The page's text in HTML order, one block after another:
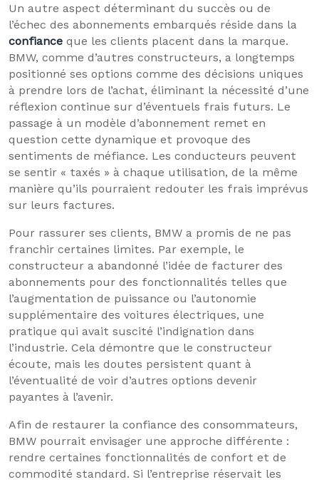
Un autre aspect déterminant du succès ou de
l’échec des abonnements embarqués réside dans la
confiance que les clients placent dans la marque.
BMW, comme d’autres constructeurs, a longtemps
positionné ses options comme des décisions uniques
à prendre lors de l’achat, éliminant la nécessité d’une
réflexion continue sur d’éventuels frais futurs. Le
passage à un modèle d’abonnement remet en
question cette dynamique et provoque des
sentiments de méfiance. Les conducteurs peuvent
se sentir « taxés » à chaque utilisation, de la même
manière qu’ils pourraient redouter les frais imprévus
sur leurs factures.
Pour rassurer ses clients, BMW a promis de ne pas
franchir certaines limites. Par exemple, le
constructeur a abandonné l’idée de facturer des
abonnements pour des fonctionnalités telles que
l’augmentation de puissance ou l’autonomie
supplémentaire des voitures électriques, une
pratique qui avait suscité l’indignation dans
l’industrie. Cela démontre que le constructeur
écoute, mais les doutes persistent quant à
l’éventualité de voir d’autres options devenir
payantes à l’avenir.
Afin de restaurer la confiance des consommateurs,
BMW pourrait envisager une approche différente :
rendre certaines fonctionnalités de confort et de
commodité standard. Si l’entreprise réservait les